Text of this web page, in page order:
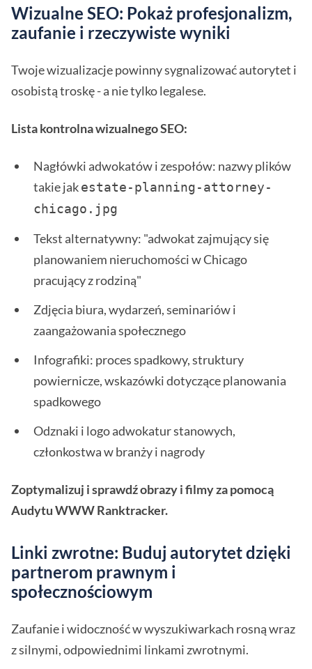
Wizualne SEO: Pokaż profesjonalizm,
zaufanie i rzeczywiste wyniki
Twoje wizualizacje powinny sygnalizować autorytet i
osobistą troskę - a nie tylko legalese.
Lista kontrolna wizualnego SEO:
Nagłówki adwokatów i zespołów: nazwy plików
takie jakestate-planning-attorney-
chicago.jpg
Tekst alternatywny: "adwokat zajmujący się
planowaniem nieruchomości w Chicago
pracujący z rodziną"
Zdjęcia biura, wydarzeń, seminariów i
zaangażowania społecznego
Infografiki: proces spadkowy, struktury
powiernicze, wskazówki dotyczące planowania
spadkowego
Odznaki i logo adwokatur stanowych,
członkostwa w branży i nagrody
Zoptymalizuj i sprawdź obrazy i filmy za pomocą
Audytu WWW Ranktracker.
Linki zwrotne: Buduj autorytet dzięki
partnerom prawnym i
społecznościowym
Zaufanie i widoczność w wyszukiwarkach rosną wraz
z silnymi, odpowiednimi linkami zwrotnymi.